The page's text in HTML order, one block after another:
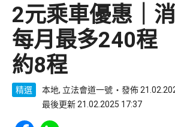
2元乘車優惠｜
每月最多240程
約8程
精選 本地, 立法會道一號
發佈
最後更新 21.02.2025 17:37
Share to Facebook
Share to WhatsApp